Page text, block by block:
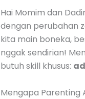
Hai Momim dan
dengan perubahan
kita main boneka,
nggak sendirian!
butuh skill khusus:
Mengapa Parenting